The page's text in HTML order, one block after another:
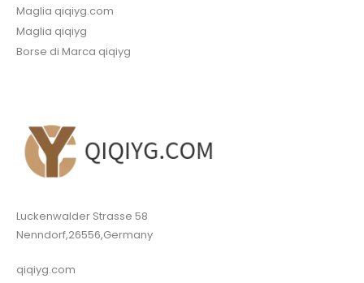
Maglia qiqiyg.com
Maglia qiqiyg
Borse di Marca qiqiyg
Luckenwalder Strasse 58
Nenndorf,26556,Germany
qiqiyg.com